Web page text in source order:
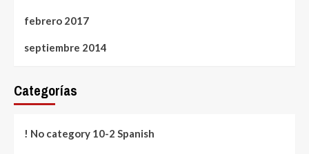
febrero 2017
septiembre 2014
Categorías
! No category 10-2 Spanish